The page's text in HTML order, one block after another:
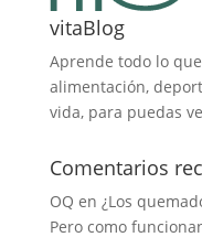
vitaBlog
Aprende todo lo
alimentación,
vida, para puedas
Comentarios
OQ en ¿Los
Pero como